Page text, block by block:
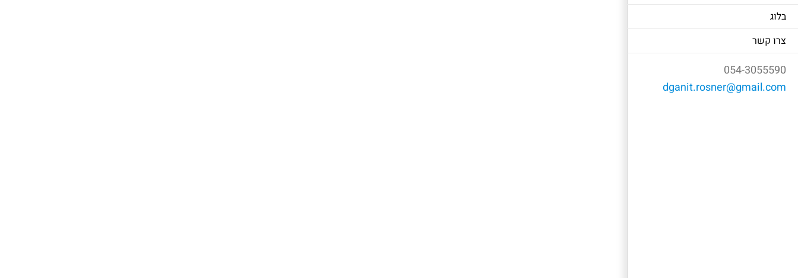
בלוג
צרו קשר
054-3055590
dganit.rosner@gmail.com